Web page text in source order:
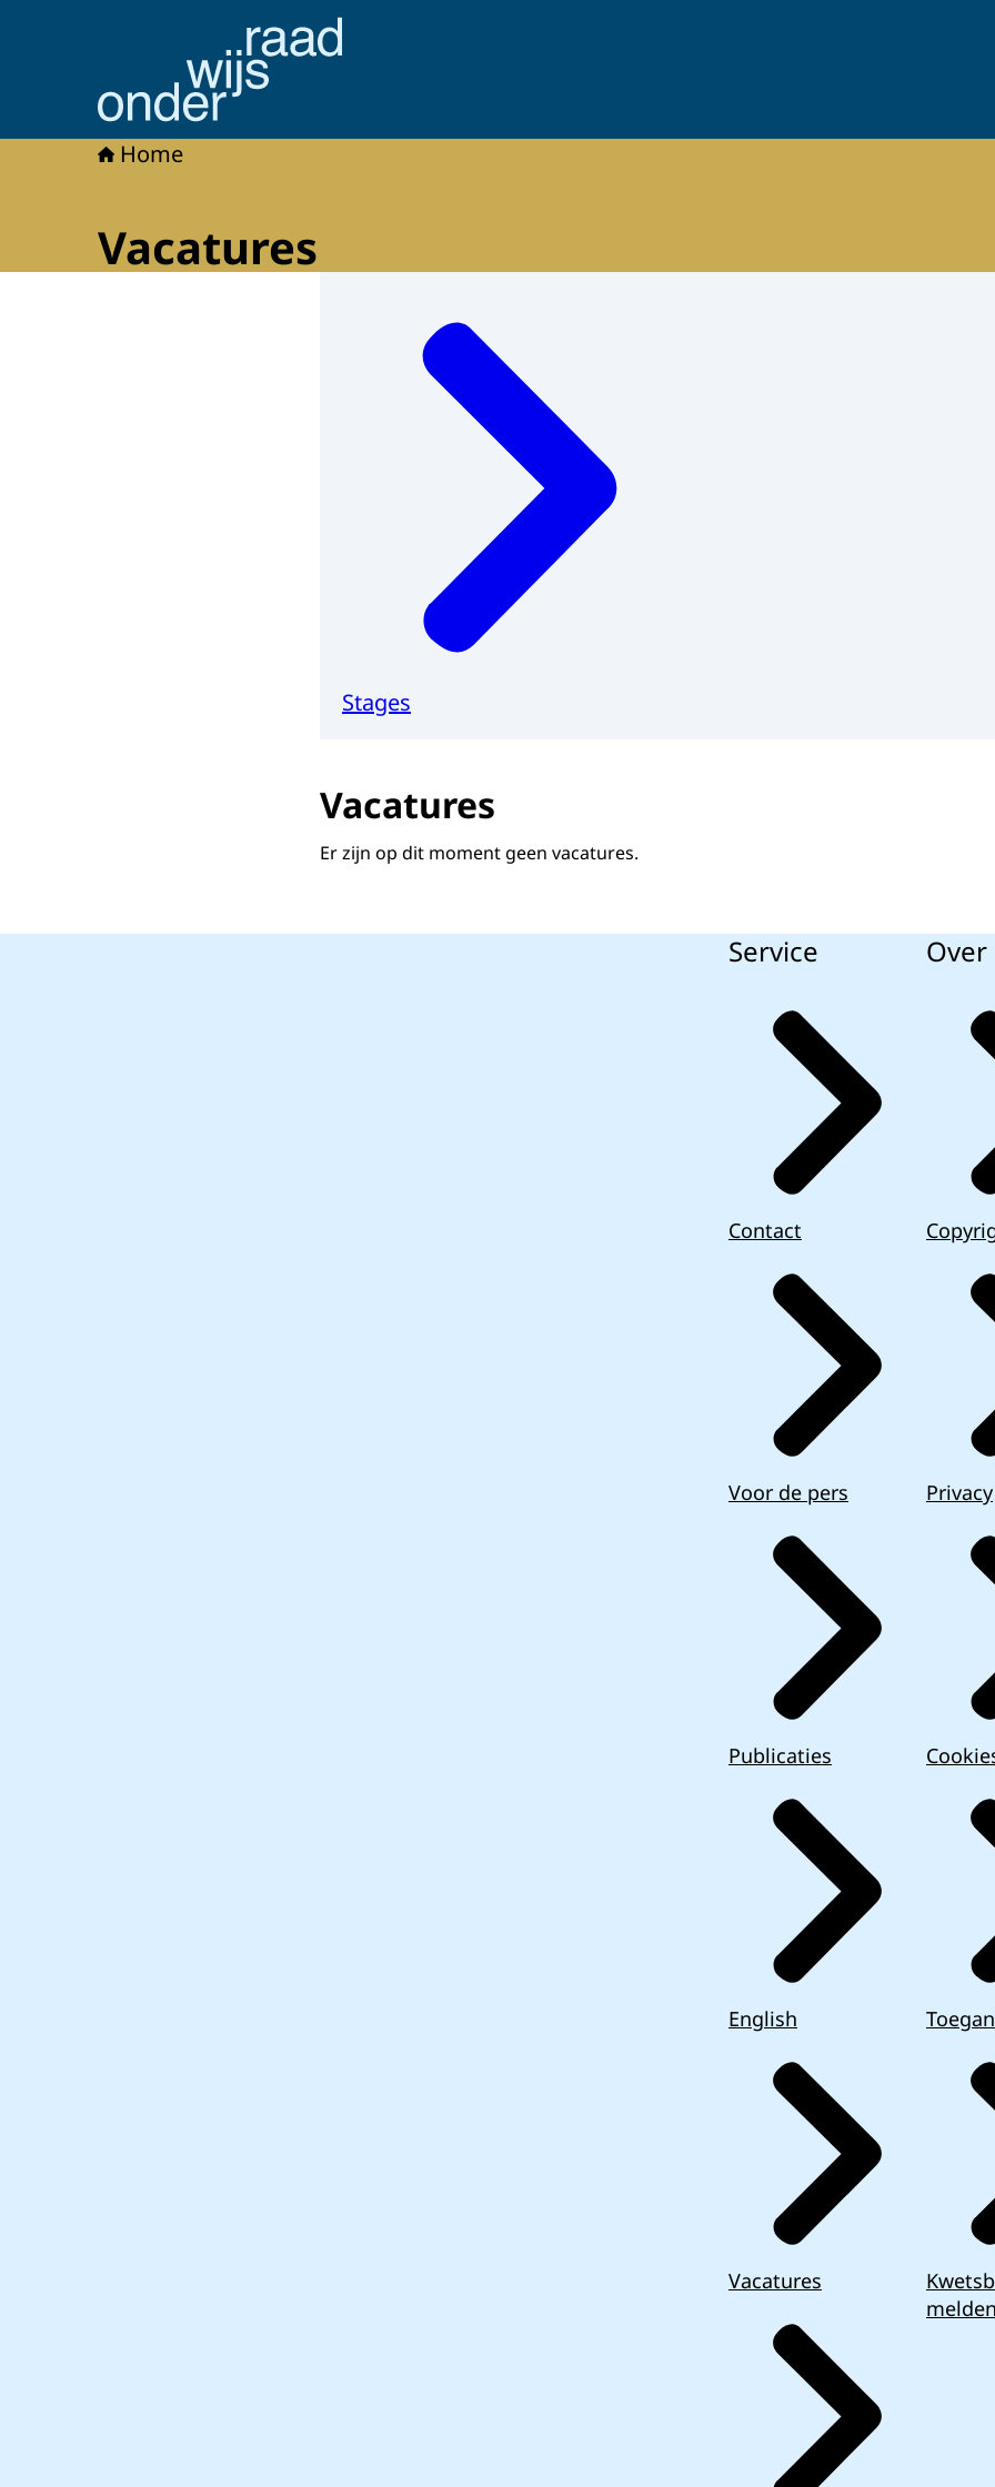
Naar de homepage van Onderwijsraad
Home
Vacatures
Stages
Vacatures
Er zijn op dit moment geen vacatures.
Service
Contact
Voor de pers
Publicaties
English
Vacatures
Privacy